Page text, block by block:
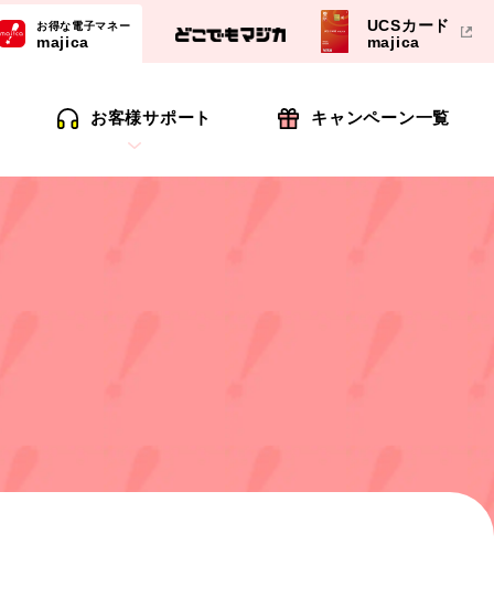
お得な電子マネー
majica
UCSカード
majica
お客様サポート キャンペーン一覧